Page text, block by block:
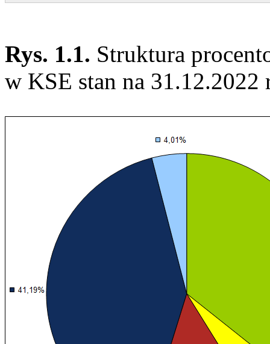
Rys. 1.1. Struktura
w KSE stan na 31.12.2022